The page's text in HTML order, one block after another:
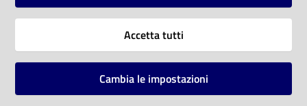
Vai alla pagina
Mappa del sito
Accetta tutti
Cambia le impostazioni